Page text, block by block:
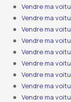
Vendre ma
Vendre ma
Vendre ma
Vendre ma
Vendre ma
Vendre ma
Vendre ma
Vendre ma
Vendre ma